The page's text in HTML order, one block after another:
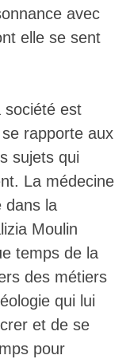
avec
elle se sent
société est
rapporte aux
sujets qui
La médecine
dans la
Moulin
temps de la
des métiers
qui lui
et de se
pour